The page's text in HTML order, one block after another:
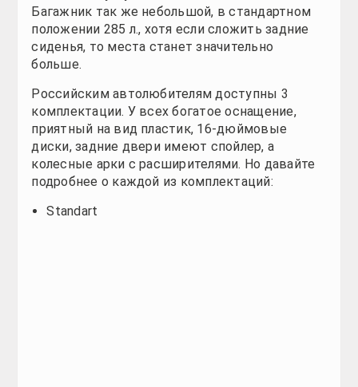
Разгон до 100 составляет 12, 9 сек. Максималка
можно сделать чип-тюнинг мотора. Хотя если вы
тюнинг. Коробка передач только механическая, с
автолюбителей, но и европейские нормы
дверей и преднатяжители ремней. Причем все
разработанные энергопоглощающие зоны в кузове.
M4 ориентирован не только на российских
безопасности. Тест EuroNCAP новинка пока не